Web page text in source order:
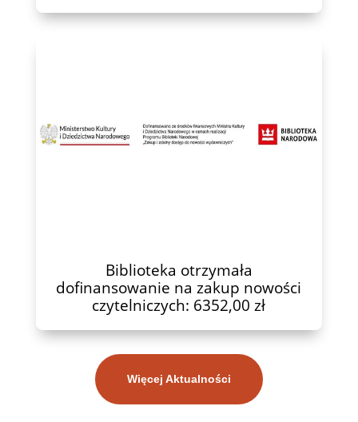
Biblioteka otrzymała
dofinansowanie na zakup nowości
czytelniczych: 6352,00 zł
Więcej Aktualności